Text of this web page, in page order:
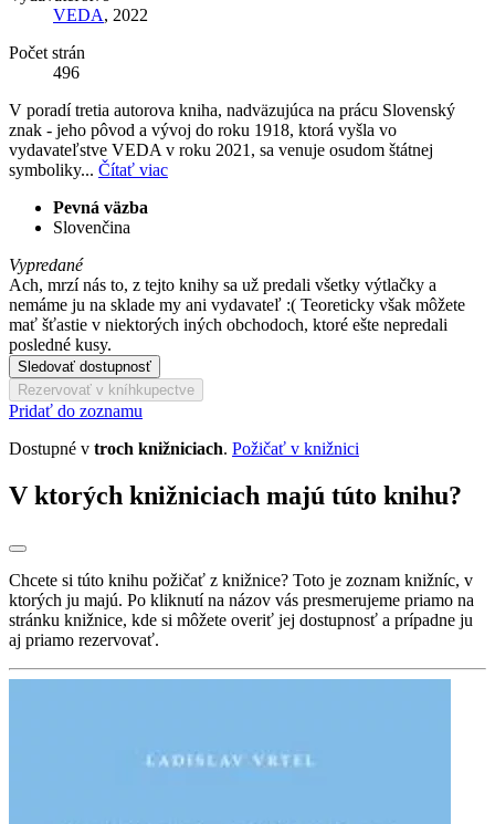
VEDA, 2022
Počet strán
496
V poradí tretia autorova kniha, nadväzujúca na prácu Slovenský
znak - jeho pôvod a vývoj do roku 1918, ktorá vyšla vo
vydavateľstve VEDA v roku 2021, sa venuje osudom štátnej
symboliky... Čítať viac
Pevná väzba
Slovenčina
Vypredané
Ach, mrzí nás to, z tejto knihy sa už predali všetky výtlačky a
nemáme ju na sklade my ani vydavateľ :( Teoreticky však môžete
mať šťastie v niektorých iných obchodoch, ktoré ešte nepredali
posledné kusy.
Sledovať dostupnosť
Rezervovať v kníhkupectve
Pridať do zoznamu
Dostupné v troch knižniciach. Požičať v knižnici
V ktorých knižniciach majú túto knihu?
Chcete si túto knihu požičať z knižnice? Toto je zoznam knižníc, v
ktorých ju majú. Po kliknutí na názov vás presmerujeme priamo na
stránku knižnice, kde si môžete overiť jej dostupnosť a prípadne ju
aj priamo rezervovať.